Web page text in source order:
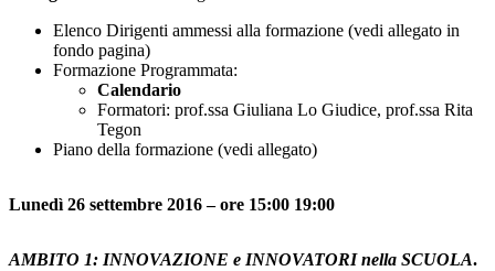
Elenco Dirigenti ammessi alla formazione (vedi allegato in
fondo pagina)
Formazione Programmata:
Calendario
Formatori: prof.ssa Giuliana Lo Giudice, prof.ssa Rita
Tegon
Piano della formazione (vedi allegato)
Lunedì 26 settembre 2016 – ore 15:00 19:00
AMBITO 1: INNOVAZIONE e INNOVATORI nella SCUOLA.